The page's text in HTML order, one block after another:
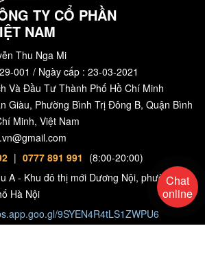
TY CỔ PHẦN
NAM
Thu Nga Mi
001 / Ngày cấp : 23-03-2021
Và Đầu Tư Thành Phố Hồ Chí Minh
Giàu, Phường Bình Trị Đông B, Quận Bình
Minh, Việt Nam
| 0777 891 991 (8:00-20:00)
A - Khu đô thị mới Dương Nội, phường
Hà Nội
9SYEN4R4tLS1ZWPU6
Chat
online